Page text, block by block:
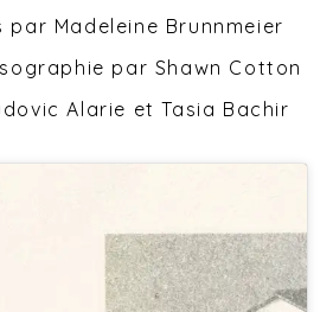
par Madeleine Brunnmeier
par Shawn Cotton
Alarie et Tasia Bachir